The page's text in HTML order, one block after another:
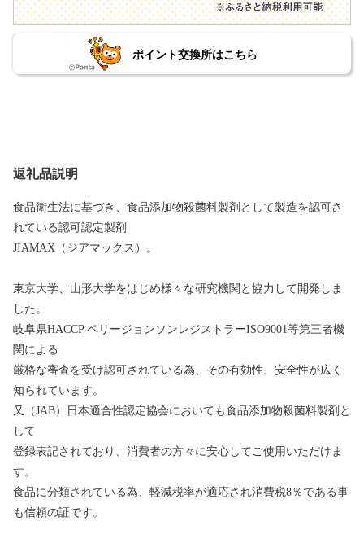
ポイント交換所はこちら
返礼品説明
食品衛生法に基づき、食品添加物殺菌料製剤として製造を認可さ
れている認可認定製剤
JIAMAX（ジアマックス）。
東京大学、山形大学をはじめ様々な研究機関と協力して開発しま
した。
岐阜県HACCP ペリージョンソンレジストラーISO9001等第三者機
関による
厳格な審査を受け認可されている為、その有効性、安全性が広く
知られています。
又（JAB）日本適合性認定協会においても食品添加物殺菌料製剤と
して
登録表記されており、消費者の方々に安心してご使用いただけま
す。
食品に分類されている為、軽減税率が適応され消費税8％である事
も信頼の証です。